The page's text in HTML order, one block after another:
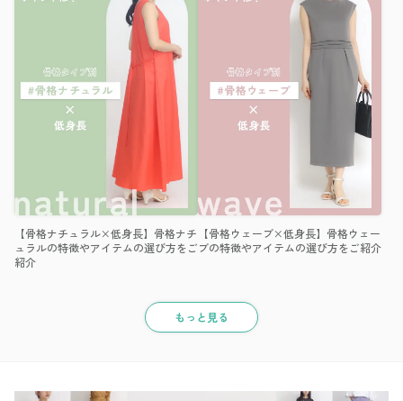
【骨格ナチュラル×低身長】骨格ナチ
ュラルの特徴やアイテムの選び方をご
紹介
【骨格ウェーブ×低身長】骨格ウェー
ブの特徴やアイテムの選び方をご紹介
もっと見る